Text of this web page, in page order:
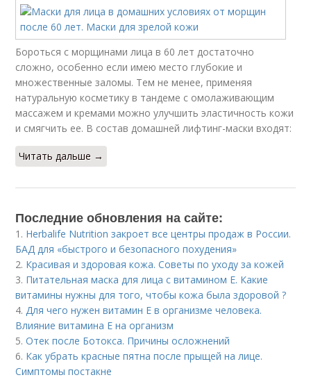
Бороться с морщинами лица в 60 лет достаточно
сложно, особенно если имею место глубокие и
множественные заломы. Тем не менее, применяя
натуральную косметику в тандеме с омолаживающим
массажем и кремами можно улучшить эластичность кожи
и смягчить ее. В состав домашней лифтинг-маски входят:
Читать дальше →
Последние обновления на сайте:
1. Herbalife Nutrition закроет все центры продаж в России.
БАД для «быстрого и безопасного похудения»
2. Красивая и здоровая кожа. Советы по уходу за кожей
3. Питательная маска для лица с витамином Е. Какие
витамины нужны для того, чтобы кожа была здоровой ?
4.Для чего нужен витамин Е в организме человека.
Влияние витамина E на организм
5.Отек после Ботокса. Причины осложнений
6. Как убрать красные пятна после прыщей на лице.
Симптомы постакне